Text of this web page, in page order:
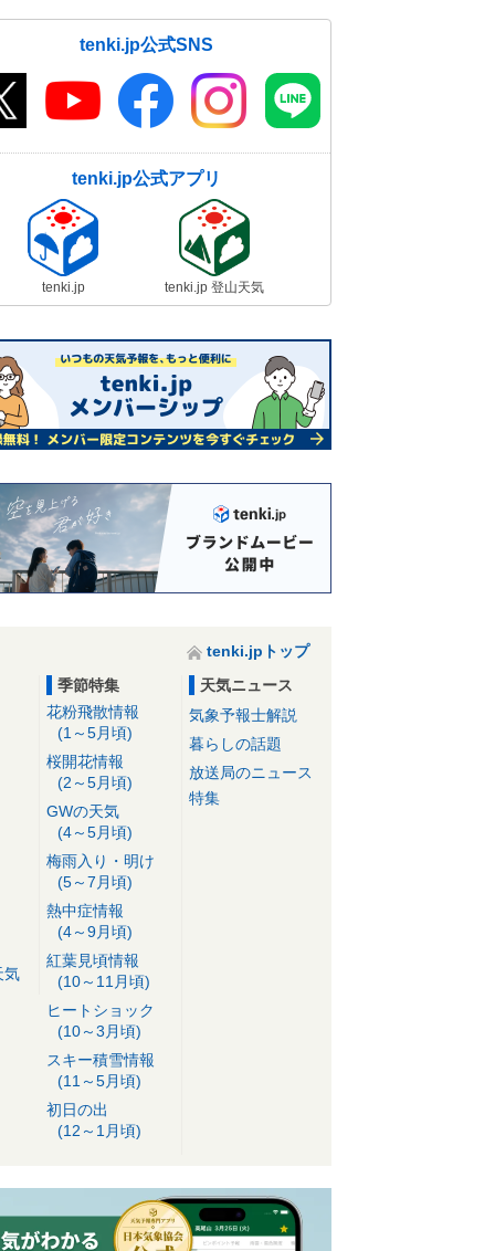
tenki.jp公式SNS
tenki.jp公式アプリ
tenki.jp tenki.jp 登山天気
tenki.jpトップ
気
季節特集
花粉飛散情報
(1～5月頃)
桜開花情報
(2～5月頃)
GWの天気
(4～5月頃)
梅雨入り・明け
(5～7月頃)
熱中症情報
(4～9月頃)
紅葉見頃情報
(10～11月頃)
ヒートショック
(10～3月頃)
スキー積雪情報
(11～5月頃)
初日の出
(12～1月頃)
天気ニュース
気象予報士解説
暮らしの話題
放送局のニュース
特集